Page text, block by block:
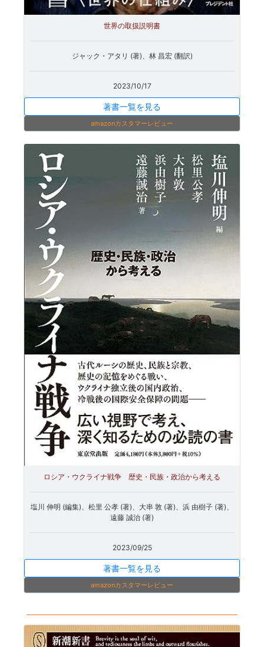
世界の取扱説明書
ジャック・アタリ (著)、林 昌宏 (翻訳)
2023/10/17
著書一覧を見る
amazonカスタマーレビュー
ロシア・ウクライナ戦争 歴史・民族・政治から考える
塩川 伸明 (編集)、松里 公孝 (著)、大串 敦 (著)、浜 由樹子 (著)、
遠藤 誠治 (著)
2023/09/25
著書一覧を見る
amazonカスタマーレビュー